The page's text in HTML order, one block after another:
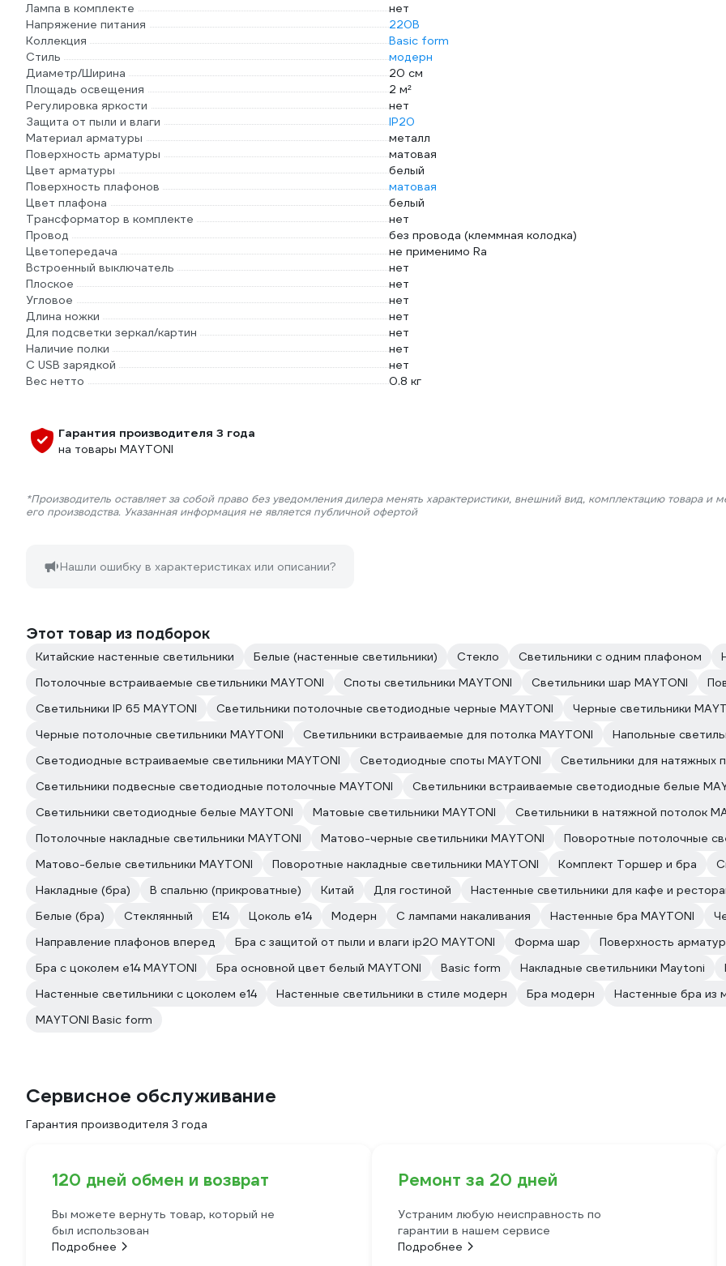
Лампа в комплекте
нет
Напряжение питания
220В
Коллекция
Basic form
Стиль
модерн
Диаметр/Ширина
20 см
Площадь освещения
2 м²
Регулировка яркости
нет
Защита от пыли и влаги
IP20
Материал арматуры
металл
Поверхность арматуры
матовая
Цвет арматуры
белый
Поверхность плафонов
матовая
Цвет плафона
белый
Трансформатор в комплекте
нет
Провод
без провода (клеммная колодка)
Цветопередача
не применимо Ra
Встроенный выключатель
нет
Плоское
нет
Угловое
нет
Длина ножки
нет
Для подсветки зеркал/картин
нет
Наличие полки
нет
С USB зарядкой
нет
Вес нетто
0.8 кг
Гарантия производителя 3 года
на товары MAYTONI
*Производитель оставляет за собой право без уведомления дилера менять характеристики, внешний вид, комплектацию товара и
его производства. Указанная информация не является публичной офертой
Нашли ошибку в характеристиках или описании?
Этот товар из подборок
Китайские настенные светильники Белые (настенные светильники) Стекло Светильники с одним плафоном
Потолочные встраиваемые светильники MAYTONI
Споты светильники MAYTONI Светильники шар MAYTONI
Светильники IP 65 MAYTONI
Светильники потолочные светодиодные черные MAYTONI
Черные светильники
Черные потолочные светильники MAYTONI
Светильники встраиваемые для потолка MAYTONI
Напольные
Светодиодные встраиваемые светильники MAYTONI
Светодиодные споты MAYTONI
Светильники для натяжных
Светильники подвесные светодиодные потолочные MAYTONI
Светильники встраиваемые светодиодные белые
Светильники светодиодные белые MAYTONI
Матовые светильники MAYTONI
Светильники в натяжной потолок
Потолочные накладные светильники MAYTONI
Матово-черные светильники MAYTONI
Поворотные потолочные
Матово-белые светильники MAYTONI
Поворотные накладные светильники MAYTONI Комплект Торшер и бра
Накладные (бра)
В спальню (прикроватные) Китай Для гостиной
Настенные светильники для кафе и
Белые (бра)
Стеклянный E14 Цоколь e14 Модерн С лампами накаливания Настенные бра MAYTONI
Направление плафонов вперед
Бра с защитой от пыли и влаги ip20 MAYTONI Форма шар
Поверхность
Бра с цоколем e14 MAYTONI
Бра основной цвет белый MAYTONI Basic form Накладные светильники Maytoni
Настенные светильники с цоколем e14
Настенные светильники в стиле модерн Бра модерн
Настенные бра из
MAYTONI Basic form
Сервисное обслуживание
Гарантия производителя 3 года
120 дней обмен и возврат
Вы можете вернуть товар, который не
был использован
Подробнее
Ремонт за 20 дней
Устраним любую неисправность по
гарантии в нашем сервисе
Подробнее